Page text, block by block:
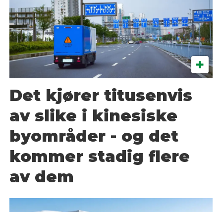
Det kjører titusenvis
av slike i kinesiske
byområder - og det
kommer stadig flere
av dem